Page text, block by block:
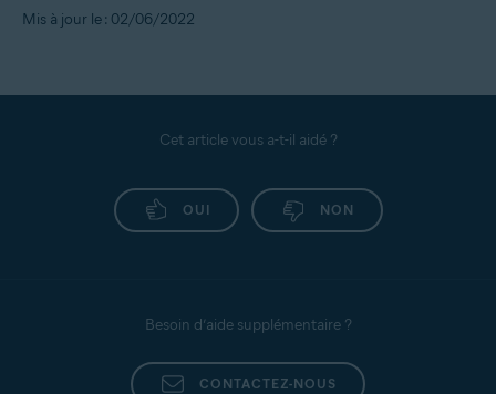
Mis à jour le : 02/06/2022
Cet article vous a-t-il aidé ?
OUI NON
Besoin d’aide supplémentaire ?
CONTACTEZ-NOUS